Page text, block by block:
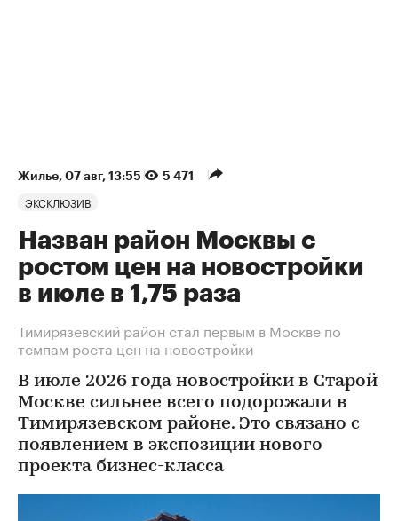
Жилье⁠, 07 авг, 13:55 5 471
ЭКСКЛЮЗИВ
Назван район Москвы с
ростом цен на новостройки
в июле в 1,75 раза
Тимирязевский район стал первым в Москве по
темпам роста цен на новостройки
В июле 2026 года новостройки в Старой
Москве сильнее всего подорожали в
Тимирязевском районе. Это связано с
появлением в экспозиции нового
проекта бизнес-класса